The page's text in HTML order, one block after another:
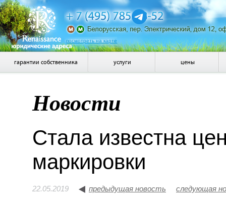
посмотреть на карте
гарантии собственника услуги цены
Новости
Стала известна
маркировки
22.05.2019 предыдущая новость следующая